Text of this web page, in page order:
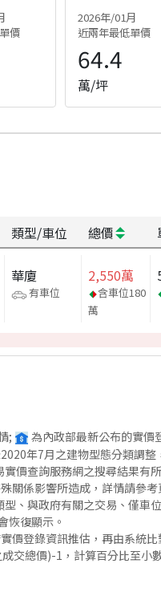
價
2026年/01月
近兩年最低單價
64.4
萬/坪
類型/車位 總價
華廈
有車位
2,550萬
含車位180
萬
; 為內政部最新公布的實價
年7月之建物型態分類調
價查詢服務網之搜尋結果有
關係影響所造成，詳情請參
、與政府有關之交易、僅
恢復顯示。
價登錄資訊推估，再由系統
交總價)-1，計算百分比至小